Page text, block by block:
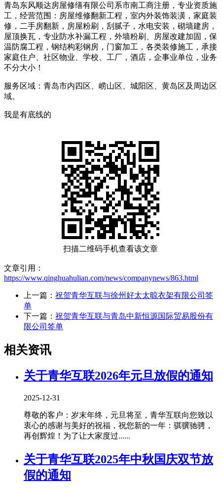
青岛东风顺达房屋修缮有限公司系市南工商注册，专业资质施
工，经营范围：房屋维修翻新工程，室内外装饰装潢，家庭装
修，二手房翻新，房屋粉刷，刮腻子，水电安装，砌墙建房，
屋顶换瓦，专业防水补漏工程，外墙粉刷、房屋改建加固，保
温防腐工程，钢结构彩钢房，门窗加工，各类装修施工，承接
家庭住户、社区物业、学校、工厂，酒店，企事业单位，业务
不分大小！
服务区域：青岛市内四区、崂山区、城阳区、黄岛区及周边区
域。
我是有底线的
扫描二维码手机查看该文章
文章引用：
https://www.qinghuahulian.com/news/companynews/863.html
上一篇： 祝贺青华互联与徐州好太太晾衣架有限公司签
单
下一篇： 祝贺青华互联与青岛中新恒源国际贸易股份有
限公司签单
相关资讯
关于青华互联2026年元旦放假的通知
2025-12-31
尊敬的客户：岁末年终，元旦将至，青华互联向您致以
衷心的感谢与美好的祝福，祝您新的一年：骐骥驰骋，
再创辉煌！为了让大家度过......
关于青华互联2025年中秋国庆双节放
假的通知